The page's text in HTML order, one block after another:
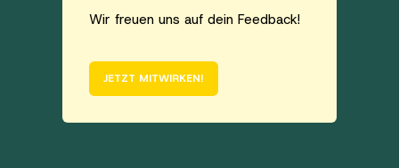
Wir freuen uns auf dein Feedback!
JETZT MITWIRKEN!